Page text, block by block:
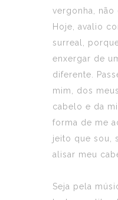
vergonha, não
Hoje, avalio
surreal,
enxergar de
diferente.
mim, dos
cabelo e da
forma de me
jeito que sou,
alisar meu
Seja pela